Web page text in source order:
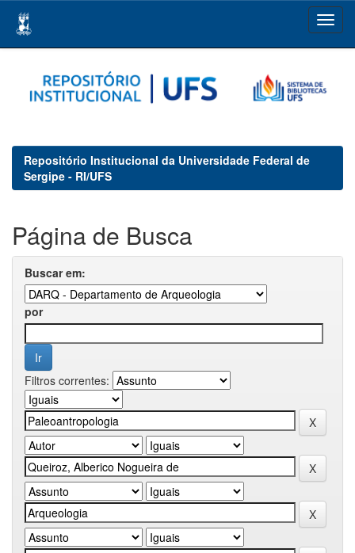
navigation
Repositório Institucional da Universidade Federal de
Sergipe - RI/UFS
Página de Busca
Buscar em:
por
Filtros correntes: